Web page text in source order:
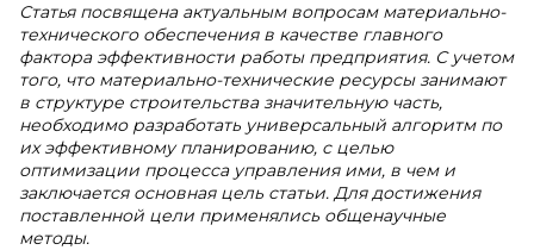
Статья посвящена актуальным вопросам материально-
технического обеспечения в качестве главного
фактора эффективности работы предприятия. С учетом
того, что материально-технические ресурсы занимают
в структуре строительства значительную часть,
необходимо разработать универсальный алгоритм по
их эффективному планированию, с целью
оптимизации процесса управления ими, в чем и
заключается основная цель статьи. Для достижения
поставленной цели применялись общенаучные
методы.